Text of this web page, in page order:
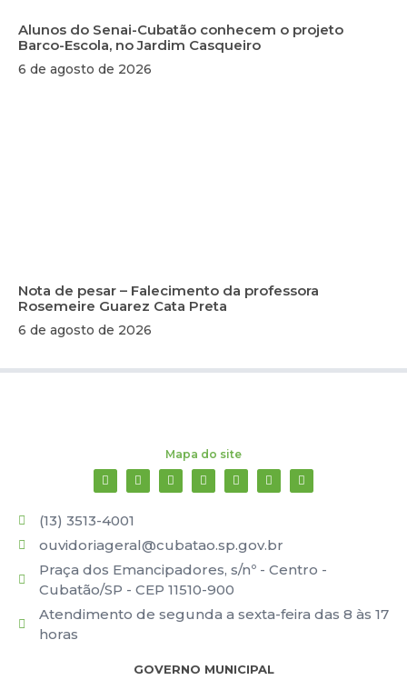
Alunos do Senai-Cubatão conhecem o projeto
Barco-Escola, no Jardim Casqueiro
6 de agosto de 2026
Nota de pesar – Falecimento da professora
Rosemeire Guarez Cata Preta
6 de agosto de 2026
Mapa do site
(13) 3513-4001
ouvidoriageral@cubatao.sp.gov.br
Praça dos Emancipadores, s/nº - Centro -
Cubatão/SP - CEP 11510-900
Atendimento de segunda a sexta-feira das 8 às 17
horas
GOVERNO MUNICIPAL